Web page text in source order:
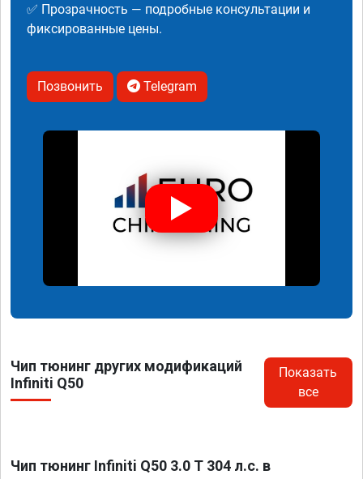
✅ Прозрачность — подробные консультации и
фиксированные цены.
Позвонить Telegram
Чип тюнинг других модификаций
Infiniti Q50
Показать
все
Чип тюнинг Infiniti Q50 3.0 T 304 л.с. в